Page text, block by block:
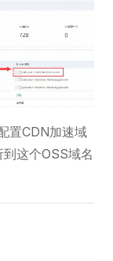
置CDN加速域
这个OSS域名